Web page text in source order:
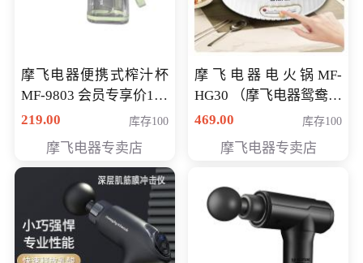
摩飞电器便携式榨汁杯
MF-9803 会员专享价138
元
219.00 库存100
摩飞电器专卖店
摩飞电器电火锅MF-
HG30 （摩飞电器鸳鸯锅
MF-HG30 ） 会员专享价
469.00 库存100
摩飞电器专卖店